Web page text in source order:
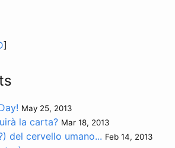
]
May 25, 2013
la carta? Mar 18, 2013
del cervello umano... Feb 14, 2013